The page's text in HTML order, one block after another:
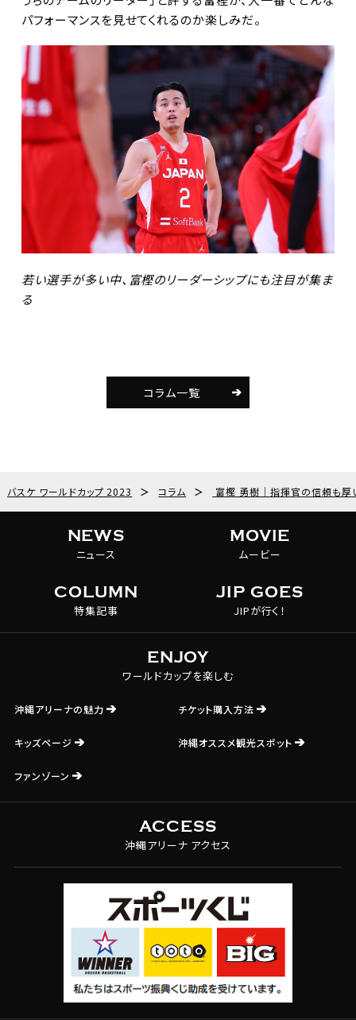
パフォーマンスを見せてくれるのか楽しみだ。
若い選手が多い中、富樫のリーダーシップにも注目が集ま
る
コラム一覧
バスケ ワールドカップ 2023 ＞ コラム ＞ 富樫 勇樹｜指揮官の信頼も厚
NEWS
ニュース
MOVIE
ムービー
COLUMN
特集記事
JIP GOES
JIPが行く！
ENJOY
ワールドカップを楽しむ
沖縄アリーナの魅力 チケット購入方法
キッズページ 沖縄オススメ観光スポット
ファンゾーン
ACCESS
沖縄アリーナ アクセス